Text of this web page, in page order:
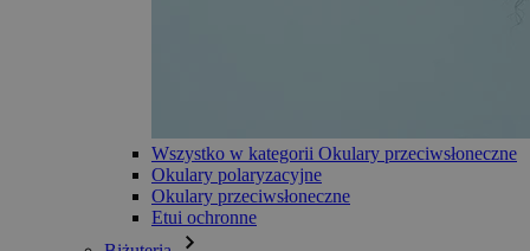
Wszystko w kategorii Okulary przeciwsłoneczne
Okulary polaryzacyjne
Okulary przeciwsłoneczne
Etui ochronne